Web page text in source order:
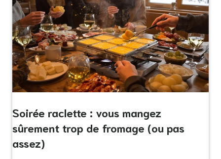
Soirée raclette : vous mangez
sûrement trop de fromage (ou pas
assez)